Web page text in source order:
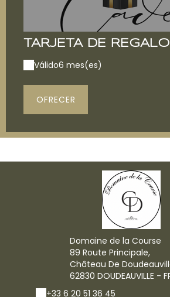
TARJETA DE REGALO
Válido6 mes(es)
OFRECER
Domaine de la Course
89 Route Principale,
Château De
62830 DOUDEAUVILLE -
+33 6 20 51 36 45